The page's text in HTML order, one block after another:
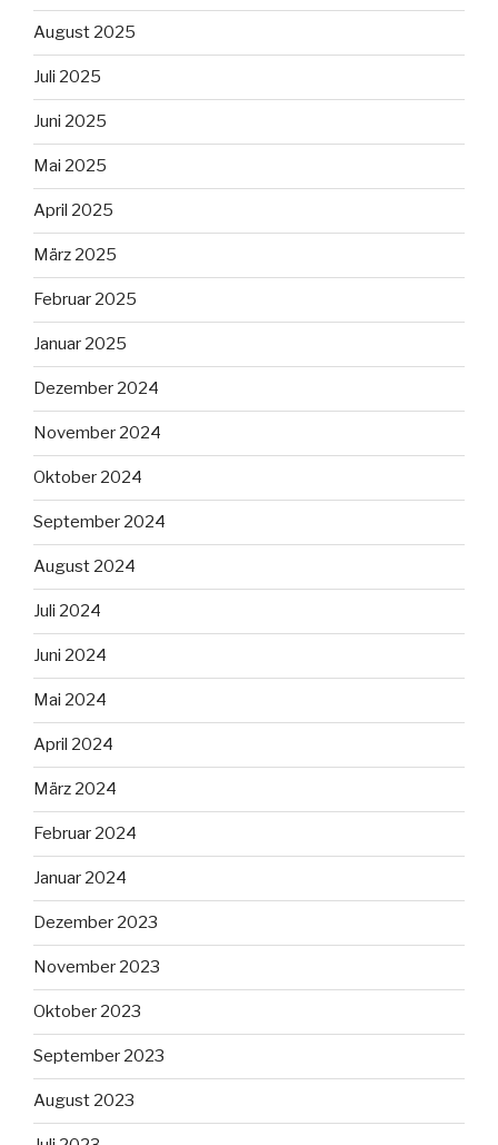
August 2025
Juli 2025
Juni 2025
Mai 2025
April 2025
März 2025
Februar 2025
Januar 2025
Dezember 2024
November 2024
Oktober 2024
September 2024
August 2024
Juli 2024
Juni 2024
Mai 2024
April 2024
März 2024
Februar 2024
Januar 2024
Dezember 2023
November 2023
Oktober 2023
September 2023
August 2023